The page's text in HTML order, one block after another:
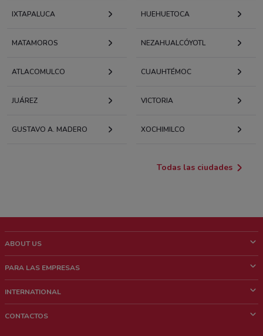
IXTAPALUCA HUEHUETOCA
MATAMOROS NEZAHUALCÓYOTL
ATLACOMULCO CUAUHTÉMOC
JUÁREZ VICTORIA
GUSTAVO A. MADERO XOCHIMILCO
Todas las ciudades
ABOUT US
¿Quiénes Somos?
Trabaja con nosotros
PARA LAS EMPRESAS
Contacto comercial
INTERNATIONAL
CONTACTOS